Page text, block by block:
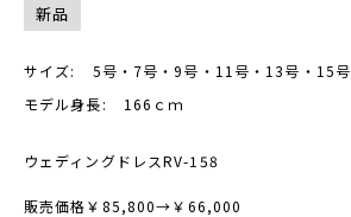
新品
サイズ:
5号・7号・9号・11号・13号・15号
モデル身長:
166ｃｍ
ウェディングドレスRV-158
販売価格￥85,800→￥66,000